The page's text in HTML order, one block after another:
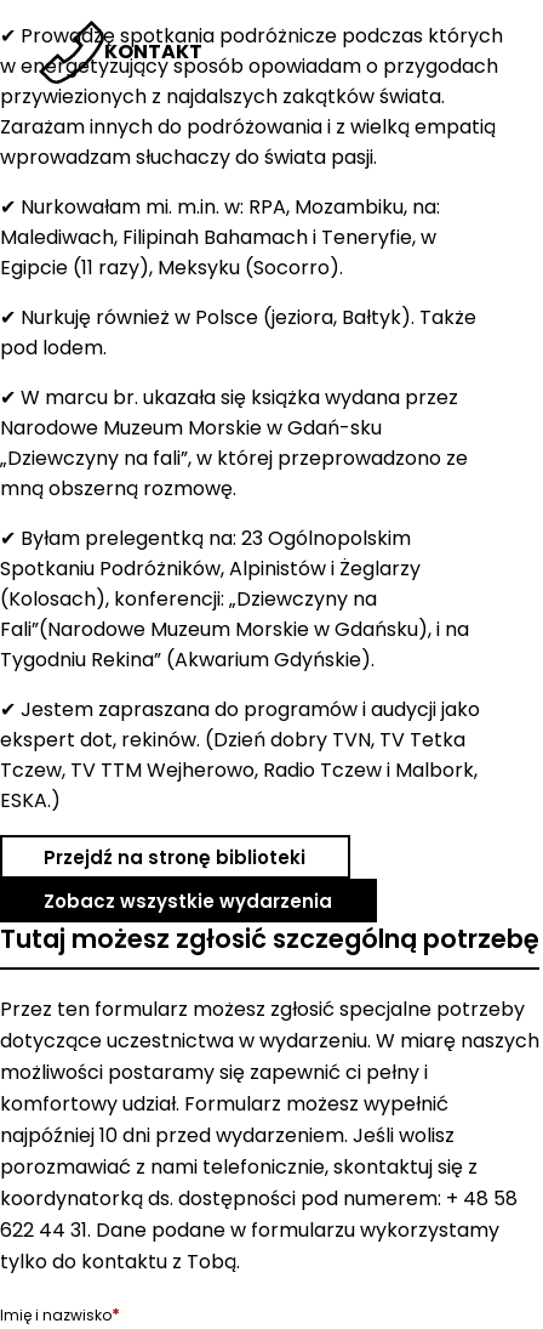
KONTAKT
✔ Prowadzę spotkania podróżnicze podczas których
w energetyzujący sposób opowiadam o przygodach
przywiezionych z najdalszych zakątków świata.
Zarażam innych do podróżowania i z wielką empatią
wprowadzam słuchaczy do świata pasji.
✔ Nurkowałam mi. m.in. w: RPA, Mozambiku, na:
Malediwach, Filipinah Bahamach i Teneryfie, w
Egipcie (11 razy), Meksyku (Socorro).
✔ Nurkuję również w Polsce (jeziora, Bałtyk). Także
pod lodem.
✔ W marcu br. ukazała się książka wydana przez
Narodowe Muzeum Morskie w Gdań-sku
„Dziewczyny na fali”, w której przeprowadzono ze
mną obszerną rozmowę.
✔ Byłam prelegentką na: 23 Ogólnopolskim
Spotkaniu Podróżników, Alpinistów i Żeglarzy
(Kolosach), konferencji: „Dziewczyny na
Fali”(Narodowe Muzeum Morskie w Gdańsku), i na
Tygodniu Rekina” (Akwarium Gdyńskie).
✔ Jestem zapraszana do programów i audycji jako
ekspert dot, rekinów. (Dzień dobry TVN, TV Tetka
Tczew, TV TTM Wejherowo, Radio Tczew i Malbork,
ESKA.)
Przejdź na stronę biblioteki
Zobacz wszystkie wydarzenia
Tutaj możesz zgłosić szczególną potrzebę
Przez ten formularz możesz zgłosić specjalne potrzeby
dotyczące uczestnictwa w wydarzeniu. W miarę naszych
możliwości postaramy się zapewnić ci pełny i
komfortowy udział. Formularz możesz wypełnić
najpóźniej 10 dni przed wydarzeniem. Jeśli wolisz
porozmawiać z nami telefonicznie, skontaktuj się z
koordynatorką ds. dostępności pod numerem: + 48 58
622 44 31. Dane podane w formularzu wykorzystamy
tylko do kontaktu z Tobą.
Imię i nazwisko*